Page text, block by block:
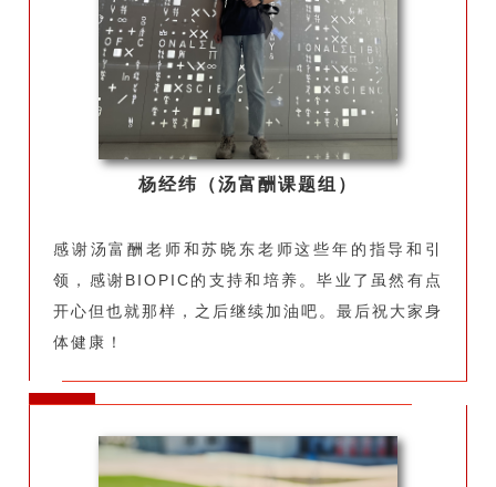
杨经纬（汤富酬课题组）
感谢汤富酬老师和苏晓东老师这些年的指导和引
领，感谢BIOPIC的支持和培养。毕业了虽然有点
开心但也就那样，之后继续加油吧。最后祝大家身
体健康！